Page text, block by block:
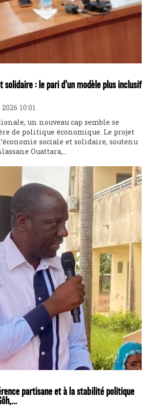
solidaire : le pari d’un modèle plus inclusif
10:01
un nouveau cap semble se
de politique économique. Le projet
sociale et solidaire, soutenu
Ouattara,...
partisane et à la stabilité politique